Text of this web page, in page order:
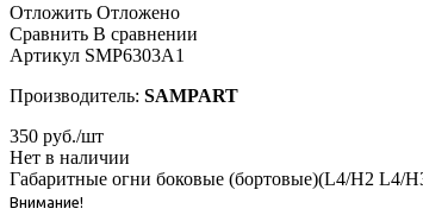
Отложить Отложено
Сравнить В сравнении
Артикул SMP6303A1
Производитель: SAMPART
350 руб./шт
Нет в наличии
Габаритные огни боковые (бортовые)(L4/H2 L4/
Внимание!